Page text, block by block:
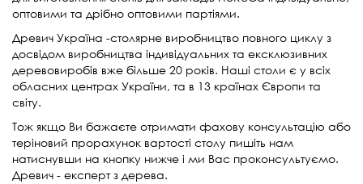
оптовими та дрібно оптовими партіями.
Древич Україна -столярне виробництво повного циклу з
досвідом виробництва індивідуальних та ексклюзивних
деревовиробів вже більше 20 років. Наші столи є у всіх
обласних центрах України, та в 13 країнах Європи та
світу.
Тож якщо Ви бажаєте отримати фахову консультацію або
теріновий прорахунок вартості столу пишіть нам
натиснувши на кнопку нижче і ми Вас проконсультуємо.
Древич - експерт з дерева.